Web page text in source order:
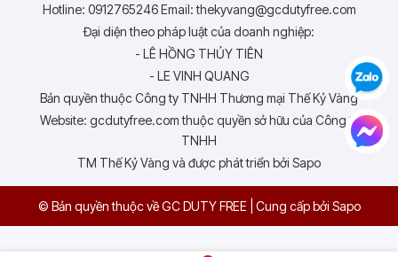
Hotline: 0912765246 Email: thekyvang@gcdutyfree.com
Đại diện theo pháp luật của doanh nghiệp:
- LÊ HỒNG THỦY TIÊN
- LE VINH QUANG
Bản quyền thuộc Công ty TNHH Thương mại Thế Kỷ Vàng
Website: gcdutyfree.com thuộc quyền sở hữu của Công ty
TNHH
TM Thế Kỷ Vàng và được phát triển bởi Sapo
© Bản quyền thuộc về GC DUTY FREE Cung cấp bởi Sapo